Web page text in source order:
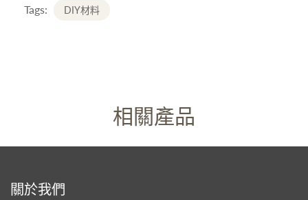
Tags: DIY材料
相關產品
關於我們